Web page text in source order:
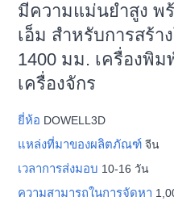
มีความแม่นยำสูง พ
เอ็ม สำหรับการสร้
1400 มม. เครื่องพิ
เครื่องจักร
ยี่ห้อ DOWELL3D
แหล่งที่มาของผลิตภัณฑ์จีน
เวลาการส่งมอบ 10-16 วัน
ความสามารถในการจัดหา